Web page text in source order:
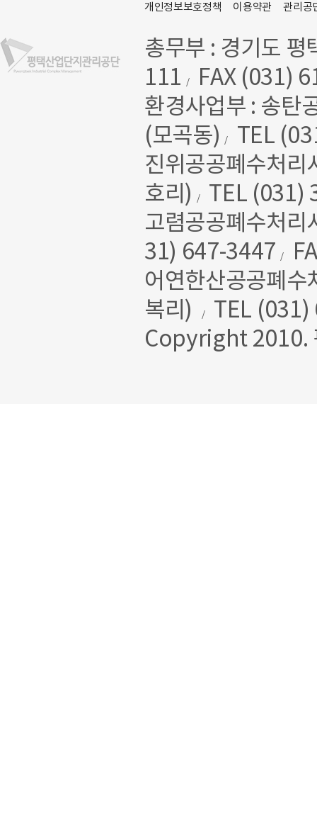
개인정보보호정책 이용약관 관리공
총무부 : 경기도
111 /
FAX (031)
환경사업부 : 송탄
(모곡동) /
TEL
진위공공폐수처리
호리)
/
TEL (031)
고렴공공폐수처리
31) 647-3447 /
어연한산공공폐수
복리)
/
TEL
Copyright 2010.